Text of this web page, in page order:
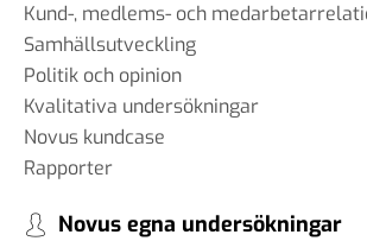
Kund-, medlems- och
Samhällsutveckling
Politik och opinion
Kvalitativa undersökningar
Novus kundcase
Rapporter
Novus egna undersökningar